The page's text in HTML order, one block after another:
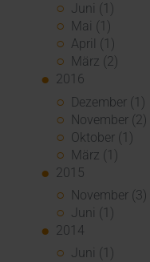
Juni (1)
Mai (1)
April (1)
März (2)
2016
Dezember (1)
November (2)
Oktober (1)
März (1)
2015
November (3)
Juni (1)
2014
Juni (1)